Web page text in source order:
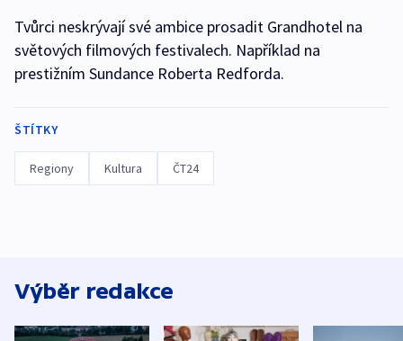
Tvůrci neskrývají své ambice prosadit Grandhotel na
světových filmových festivalech. Například na
prestižním Sundance Roberta Redforda.
ŠTÍTKY
Regiony Kultura ČT24
Výběr redakce